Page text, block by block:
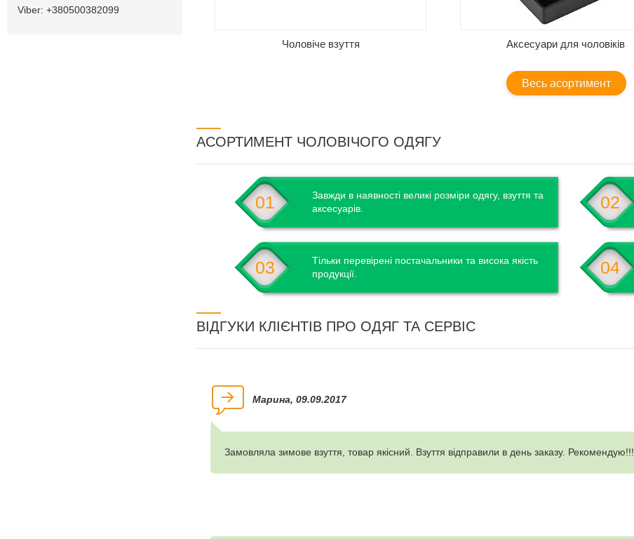
Чоловіче взуття Аксесуари для чоловіків
Весь асортимент
АСОРТИМЕНТ ЧОЛОВІЧОГО ОДЯГУ
Завжди в наявності великі розміри одягу, взуття та
аксесуарів.
01 02
Тільки перевірені постачальники та висока якість
продукції.
03 04
ВІДГУКИ КЛІЄНТІВ ПРО ОДЯГ ТА СЕРВІС
Марина, 09.09.2017
Замовляла зимове взуття, товар якісний. Взуття відправили в день заказу. Рекомендую!!!
+380500382099